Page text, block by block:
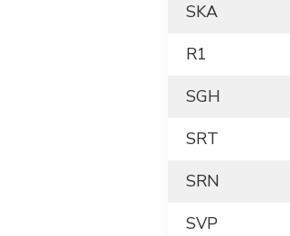
SKA
R1
SGH
SRT
SRN
SVP